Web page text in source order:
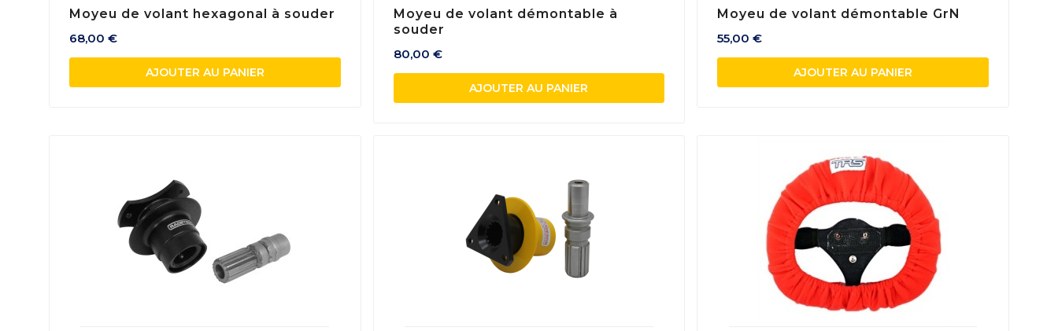
Moyeu de volant hexagonal à souder
68,00 €
AJOUTER AU PANIER
Moyeu de volant démontable à
souder
80,00 €
AJOUTER AU PANIER
Moyeu de volant démontable GrN
55,00 €
AJOUTER AU PANIER